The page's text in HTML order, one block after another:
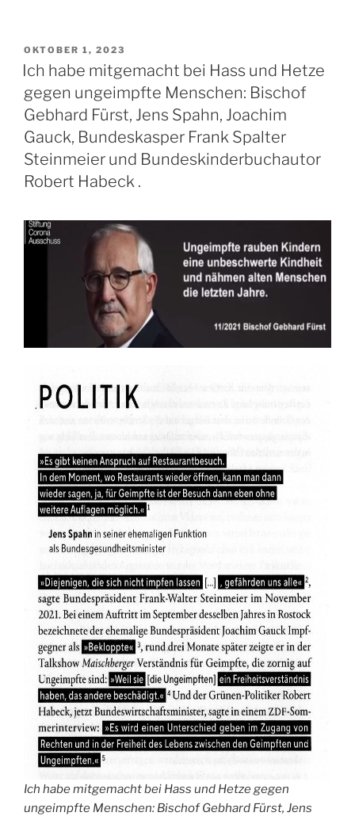
VERÖFFENTLICHT
AM
OKTOBER 1, 2023
Ich habe mitgemacht bei Hass und Hetze
gegen ungeimpfte Menschen: Bischof
Gebhard Fürst, Jens Spahn, Joachim
Gauck, Bundeskasper Frank Spalter
Steinmeier und Bundeskinderbuchautor
Robert Habeck .
Ich habe mitgemacht bei Hass und Hetze gegen
ungeimpfte Menschen: Bischof Gebhard Fürst, Jens